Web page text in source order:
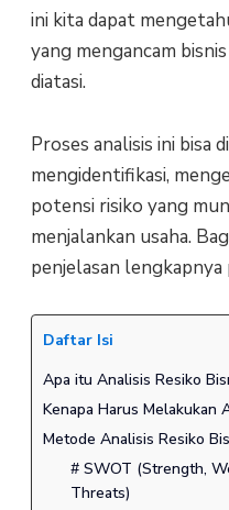
ini kita dapat
yang mengancam
diatasi.
Proses analisis ini bisa
mengidentifikasi,
potensi risiko yang
menjalankan usaha.
penjelasan lengkapnya
Daftar Isi
Apa itu Analisis Resiko
Kenapa Harus Melakukan
Metode Analisis Resiko
# SWOT (Strength,
Threats)